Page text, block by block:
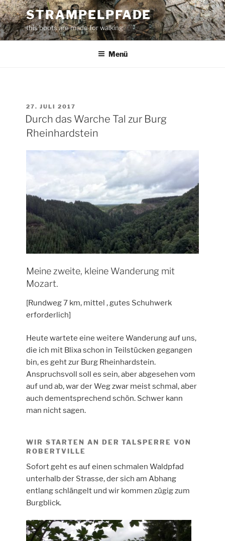
Zum
Inhalt
springen
STRAMPELPFADE
this boots are made for walking
Menü
VERÖFFENTLICHT
AM
27. JULI 2017
Durch das Warche Tal zur Burg
Rheinhardstein
Meine zweite, kleine Wanderung mit
Mozart.
[Rundweg 7 km, mittel , gutes Schuhwerk
erforderlich]
Heute wartete eine weitere Wanderung auf uns,
die ich mit Blixa schon in Teilstücken gegangen
bin, es geht zur Burg Rheinhardstein.
Anspruchsvoll soll es sein, aber abgesehen vom
auf und ab, war der Weg zwar meist schmal, aber
auch dementsprechend schön. Schwer kann
man nicht sagen.
WIR STARTEN AN DER TALSPERRE VON
ROBERTVILLE
Sofort geht es auf einen schmalen Waldpfad
unterhalb der Strasse, der sich am Abhang
entlang schlängelt und wir kommen zügig zum
Burgblick.